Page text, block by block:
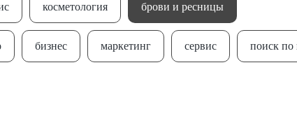
косметология брови и ресницы
бизнес маркетинг сервис поиск по